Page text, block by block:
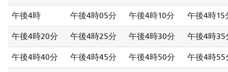
午後4時 午後4時05分 午後4時10分 午後4時15
午後4時20分 午後4時25分 午後4時30分 午後4時35
午後4時40分 午後4時45分 午後4時50分 午後4時55